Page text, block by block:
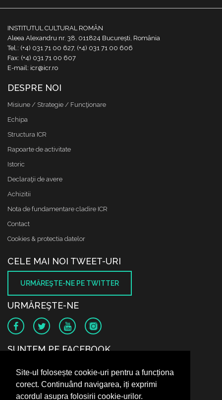
Site-ul folosește cookie-uri pentru a funcționa
corect. Continuând navigarea, iți exprimi
acordul asupra folosirii cookie-urilor.
INSTITUTUL CULTURAL ROMÂN
Aleea Alexandru nr. 38, 011824 București, România
Tel.: (+4) 031 71 00 627, (+4) 031 71 00 606
Fax: (+4) 031 71 00 607
E-mail: icr@icr.ro
DESPRE NOI
Misiune / Strategie / Funcţionare
Echipa
Structura ICR
Rapoarte de activitate
Istoric
Declaraţii de avere
Achizitii
Nota de fundamentare cladire ICR
Contact
Cookies & protectia datelor
CELE MAI NOI TWEET-URI
URMĂREŞTE-NE PE TWITTER
URMĂREŞTE-NE
SUNTEM PE FACEBOOK